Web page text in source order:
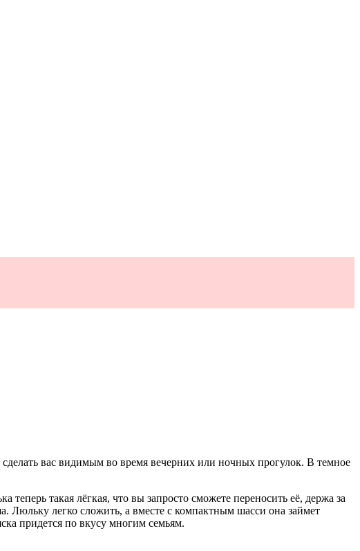
вас видимым во время вечерних или ночных прогулок. В темное
такая лёгкая, что вы запросто сможете переносить её, держа за
легко сложить, а вместе с компактным шасси она займет
придется по вкусу многим семьям.